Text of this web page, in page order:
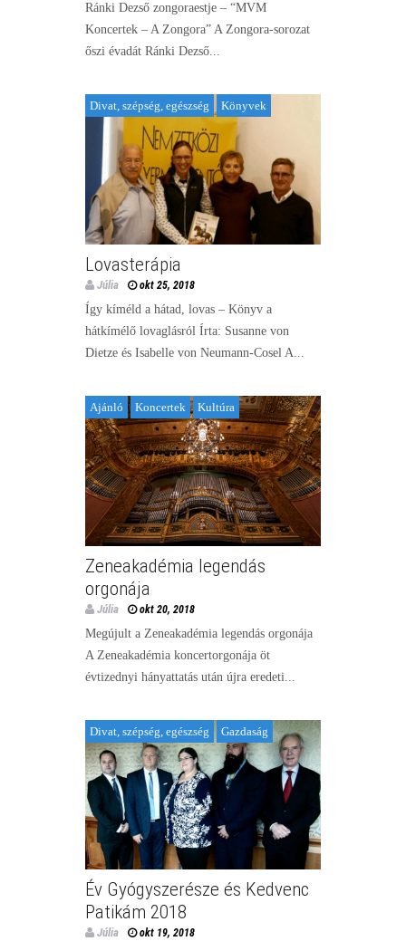
Ránki Dezső zongoraestje – “MVM
Koncertek – A Zongora” A Zongora-sorozat
őszi évadát Ránki Dezső...
Divat, szépség, egészség Könyvek
Lovasterápia
Júlia okt 25, 2018
Így kíméld a hátad, lovas – Könyv a
hátkímélő lovaglásról Írta: Susanne von
Dietze és Isabelle von Neumann-Cosel A...
Ajánló Koncertek Kultúra
Zeneakadémia legendás
orgonája
Júlia okt 20, 2018
Megújult a Zeneakadémia legendás orgonája
A Zeneakadémia koncertorgonája öt
évtizednyi hányattatás után újra eredeti...
Divat, szépség, egészség Gazdaság
Év Gyógyszerésze és Kedvenc
Patikám 2018
Júlia okt 19, 2018